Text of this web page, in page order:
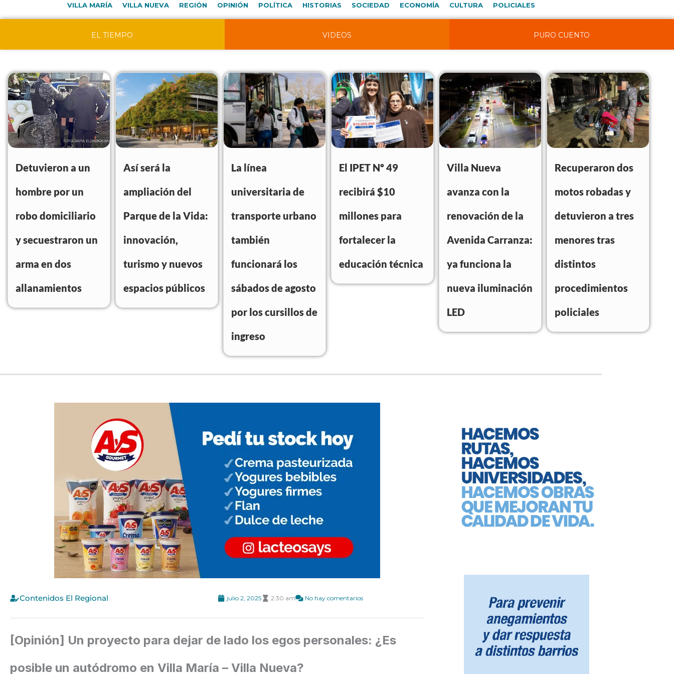
VILLA MARÍA VILLA NUEVA REGIÓN OPINIÓN POLÍTICA HISTORIAS SOCIEDAD ECONOMÍA CULTURA POLICIALES
EL TIEMPO VIDEOS PURO CUENTO
Detuvieron a un
hombre por un
robo domiciliario
y secuestraron un
arma en dos
allanamientos
Así será la
ampliación del
Parque de la Vida:
innovación,
turismo y nuevos
espacios públicos
La línea
universitaria de
transporte urbano
también
funcionará los
sábados de agosto
por los cursillos de
ingreso
El IPET Nº 49
recibirá $10
millones para
fortalecer la
educación técnica
Villa Nueva
avanza con la
renovación de la
Avenida Carranza:
ya funciona la
nueva iluminación
LED
Recuperaron dos
motos robadas y
detuvieron a tres
menores tras
distintos
procedimientos
policiales
Contenidos El Regional julio 2, 2025 2:30 am No hay comentarios
[Opinión] Un proyecto para dejar de lado los egos personales: ¿Es
posible un autódromo en Villa María – Villa Nueva?